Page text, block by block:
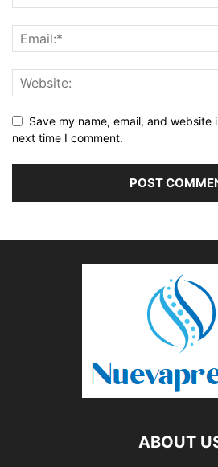
Save my name, email, and website
next time I comment.
ABOUT